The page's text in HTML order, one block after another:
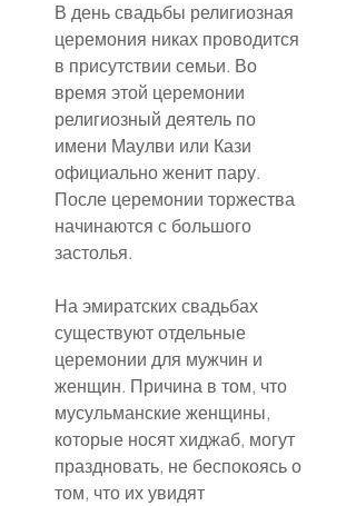
В день свадьбы религиозная
церемония никах проводится
в присутствии семьи. Во
время этой церемонии
религиозный деятель по
имени Маулви или Кази
официально женит пару.
После церемонии торжества
начинаются с большого
застолья.
На эмиратских свадьбах
существуют отдельные
церемонии для мужчин и
женщин. Причина в том, что
мусульманские женщины,
которые носят хиджаб, могут
праздновать, не беспокоясь о
том, что их увидят